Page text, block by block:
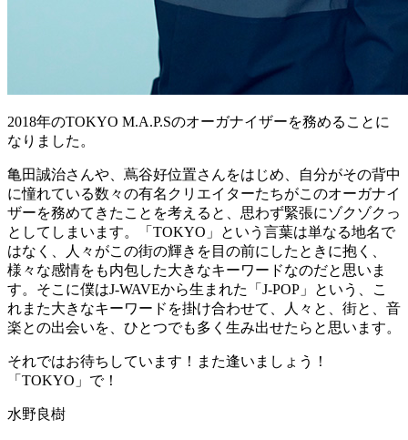
2018年のTOKYO M.A.P.Sのオーガナイザーを務めることに
なりました。
亀田誠治さんや、蔦谷好位置さんをはじめ、自分がその背中
に憧れている数々の有名クリエイターたちがこのオーガナイ
ザーを務めてきたことを考えると、思わず緊張にゾクゾクっ
としてしまいます。「TOKYO」という言葉は単なる地名で
はなく、人々がこの街の輝きを目の前にしたときに抱く、
様々な感情をも内包した大きなキーワードなのだと思いま
す。そこに僕はJ-WAVEから生まれた「J-POP」という、こ
れまた大きなキーワードを掛け合わせて、人々と、街と、音
楽との出会いを、ひとつでも多く生み出せたらと思います。
それではお待ちしています！また逢いましょう！
「TOKYO」で！
水野良樹